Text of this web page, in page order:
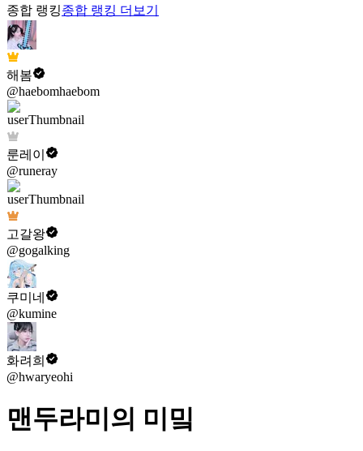
종합 랭킹종합 랭킹 더보기
해봄
@haebomhaebom
룬레이
@runeray
고갈왕
@gogalking
쿠미네
@kumine
화려희
@hwaryeohi
맨두라미의 미밐